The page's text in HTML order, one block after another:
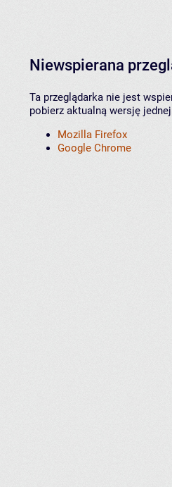
Niewspierana
Ta przeglądarka nie jest
pobierz aktualną wersję
Mozilla Firefox
Google Chrome